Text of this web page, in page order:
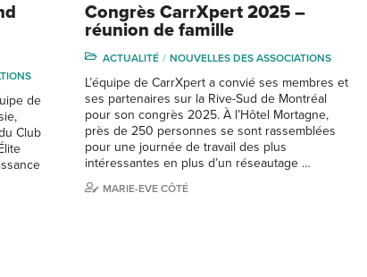
de
Club
Congrès CarrXpert 2025 –
réunion de famille
ACTUALITÉ NOUVELLES DES ASSOCIATIONS
L’équipe de CarrXpert a convié ses membres et
ses partenaires sur la Rive-Sud de Montréal
pour son congrès 2025. À l’Hôtel Mortagne,
près de 250 personnes se sont rassemblées
pour une journée de travail des plus
intéressantes en plus d’un réseautage …
MARIE-EVE CÔTÉ